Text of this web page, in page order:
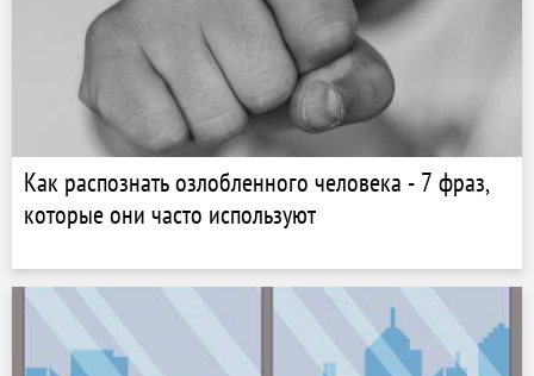
Как распознать озлобленного человека - 7 фраз,
которые они часто используют